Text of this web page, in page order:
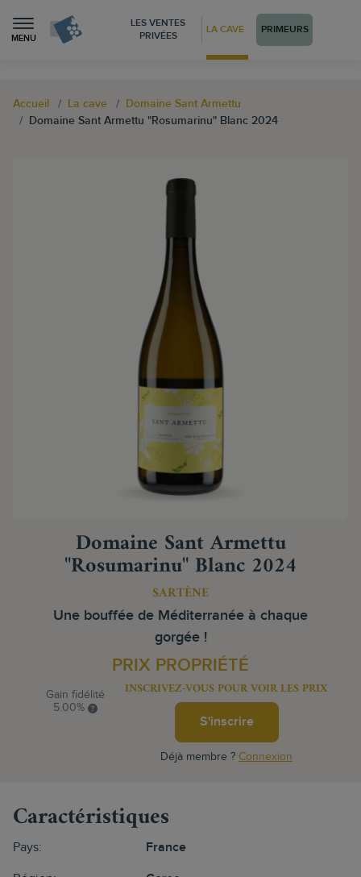
MENU
LES VENTES
PRIVÉES
LA CAVE PRIMEURS
Accueil La cave
Domaine Sant Armettu
Domaine Sant Armettu "Rosumarinu" Blanc 2024
Domaine Sant Armettu
"Rosumarinu" Blanc 2024
SARTÈNE
Une bouffée de Méditerranée à chaque
gorgée !
PRIX PROPRIÉTÉ
Gain fidélité
5.00%
INSCRIVEZ-VOUS POUR VOIR LES PRIX
S'inscrire
Déjà membre ? Connexion
Caractéristiques
Pays: France